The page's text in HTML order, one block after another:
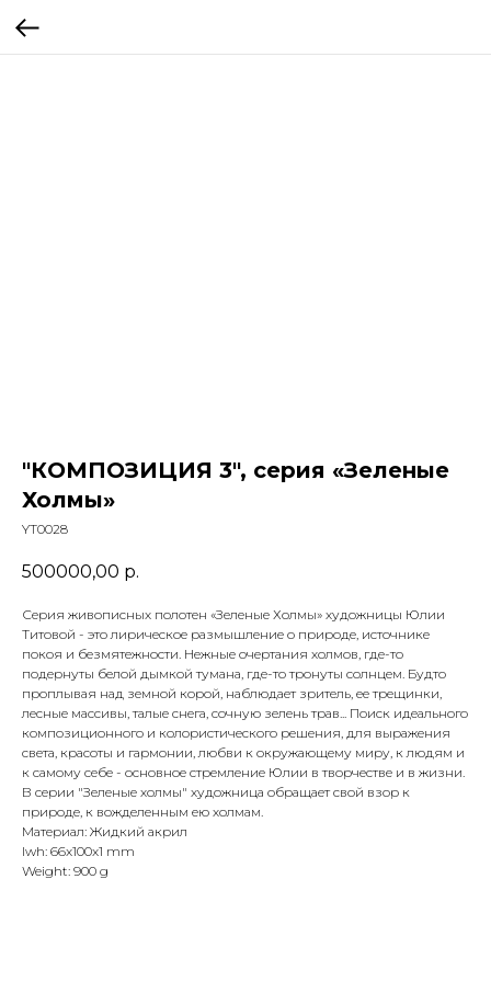
"КОМПОЗИЦИЯ 3", серия «Зеленые
Холмы»
YT0028
500000,00 р.
Серия живописных полотен «Зеленые Холмы» художницы Юлии
Титовой - это лирическое размышление о природе, источнике
покоя и безмятежности. Нежные очертания холмов, где-то
подернуты белой дымкой тумана, где-то тронуты солнцем. Будто
проплывая над земной корой, наблюдает зритель, ее трещинки,
лесные массивы, талые снега, сочную зелень трав... Поиск идеального
композиционного и колористического решения, для выражения
света, красоты и гармонии, любви к окружающему миру, к людям и
к самому себе - основное стремление Юлии в творчестве и в жизни.
В серии "Зеленые холмы" художница обращает свой взор к
природе, к вожделенным ею холмам.
Материал: Жидкий акрил
lwh: 66x100x1 mm
Weight: 900 g